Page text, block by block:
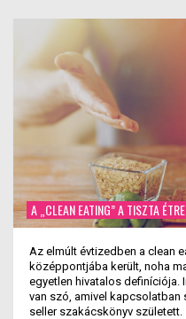
A „CLEAN EATING” A TISZTA
Az elmúlt évtizedben a clean
középpontjába került, noha
egyetlen hivatalos definíciója.
van szó, amivel
seller szakácskönyv született.